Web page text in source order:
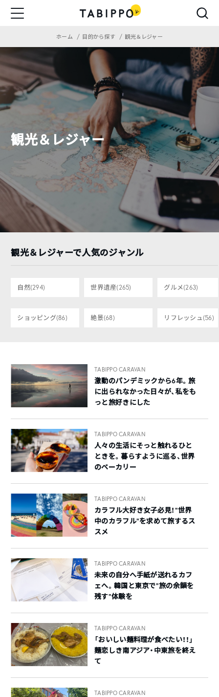
ホーム 目的から探す 観光＆レジャー
観光＆レジャー
観光＆レジャーで人気のジャンル
自然(294) 世界遺産(265) グルメ(263)
ショッピング(86) 絶景(68) リフレッシュ(56)
TABIPPO CARAVAN
激動のパンデミックから6年。旅
に出られなかった日々が、私をも
っと旅好きにした
TABIPPO CARAVAN
人々の生活にそっと触れるひと
ときを。暮らすように巡る、世界
のベーカリー
TABIPPO CARAVAN
カラフル大好き女子必見！”世界
中のカラフル”を求めて旅するス
スメ
TABIPPO CARAVAN
未来の自分へ手紙が送れるカフ
ェへ。韓国と東京で“旅の余韻を
残す”体験を
TABIPPO CARAVAN
「おいしい麺料理が食べたい！！」
麺恋しき南アジア・中東旅を終え
て
TABIPPO CARAVAN